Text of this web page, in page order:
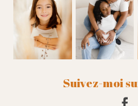
Suivez-moi